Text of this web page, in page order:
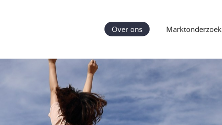
Over ons Marktonderzoek